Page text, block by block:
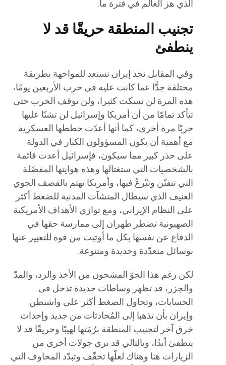
الذي هز العالم في فترة ما.
تجنيب المنطقة حريقًا قد لا
ينطفئ
وفي المقابل نجد إيران تستعد للمواجهة بطريقة
مختلفة جدًّا عما كانت عليه في حرب الأربعين يومًا،
هذه المرة لن تسكت كثيرا، ولن توقف الحرب حتى
تتأكد تمامًا من أن أمريكا وإسرائيل لن تشنّا عليها
حربًا مرة أخرى، كما أنها أعدّت خططها العسكرية
مع أهمية أن يكون المسؤولون الكبار في الدولة
على حذر كبير مما سيكون، فإسرائيل أعدت قائمة
بالشخصيات التي ستغتالها وهذه هوايتها المفضّلة
التي تتفنّن وتبْرعُ فيها، وأمريكا تهتم بالقصف الجوي
العنيف الذي سيطال المنشآت المدنية للضغط أكثر
على النظام الإيراني، ومع توازي الأهداف الأمريكية
الصهيونية تضطر طهران إلى ممارسة حقها في
الدفاع عن نفسها بكل ما أوتيت من قوة للتعبير عنها
بوسائل متعدّدة وجديدة ومتنوعة.
لكن رغم هذا الجوّ المشحون من الأخذ والرد، والمدّ
والجزر، قد تظهر وساطات جديدة تدخل في
الحسابات، وتحاول الضغط أكثر على واشنطن
وإيران بأن تذهبا إلى المُحادثات من جديد وإحداث
خرق آخر لتجنيب المنطقة برُمّتها لهيبًا وحريقًا قد لا
ينطفئ أبدًا، وبالتالي قد نرى جولات أخرى من
الزيارات هنا وهناك لعلّها تخفّف وتبدّد المخاوف التي